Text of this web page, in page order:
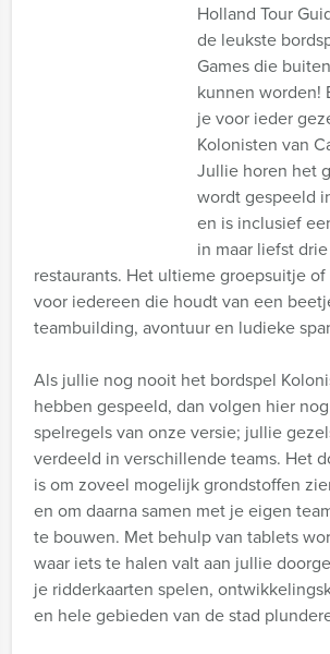
Holland Tour
de leukste
Games die
kunnen worden!
je voor ieder
Kolonisten van
Jullie horen het
wordt gespeeld
en is inclusief
in maar liefst
restaurants. Het ultieme groepsuitje
voor iedereen die houdt van een
teambuilding, avontuur en ludieke
Als jullie nog nooit het bordspel
hebben gespeeld, dan volgen hier
spelregels van onze versie; jullie
verdeeld in verschillende teams. Het
is om zoveel mogelijk grondstoffen
en om daarna samen met je eigen
te bouwen. Met behulp van tablets
waar iets te halen valt aan jullie
je ridderkaarten spelen,
en hele gebieden van de stad